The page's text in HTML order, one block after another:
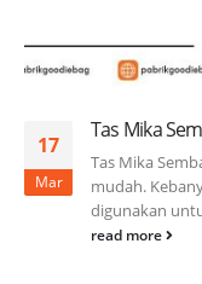
17
Mar
Tas Mika
Tas Mika
mudah.
digunakan
read more